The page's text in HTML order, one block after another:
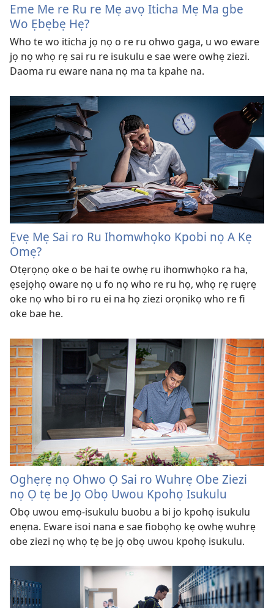
Eme Me re Ru re Mẹ avọ Iticha Mẹ Ma gbe
Wo Ẹbẹbẹ Hẹ?
Who te wo iticha jọ nọ o re ru ohwo gaga, u wo eware
jọ nọ whọ rẹ sai ru re isukulu e sae were owhẹ ziezi.
Daoma ru eware nana nọ ma ta kpahe na.
Ẹvẹ Mẹ Sai ro Ru Ihomwhọko Kpobi nọ A Kẹ
Omẹ?
Otẹrọnọ oke o be hai te owhẹ ru ihomwhọko ra ha,
ẹsejọhọ oware nọ u fo nọ who re ru họ, whọ rẹ ruẹrẹ
oke nọ who bi ro ru ei na họ ziezi orọnikọ who re fi
oke bae he.
Oghẹrẹ nọ Ohwo Ọ Sai ro Wuhrẹ Obe Ziezi
nọ Ọ tẹ be Jọ Obọ Uwou Kpohọ Isukulu
Obọ uwou emọ-isukulu buobu a bi jo kpohọ isukulu
enẹna. Eware isoi nana e sae fiobọhọ kẹ owhẹ wuhrẹ
obe ziezi nọ whọ tẹ be jọ obọ uwou kpohọ isukulu.